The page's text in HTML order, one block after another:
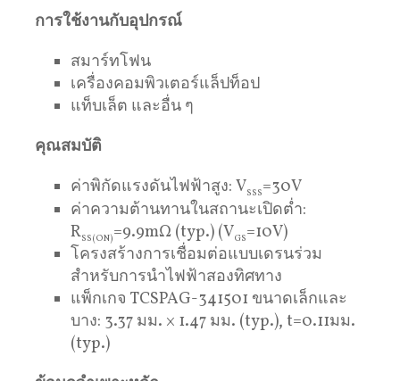
การใช้งานกับอุปกรณ์
สมาร์ทโฟน
เครื่องคอมพิวเตอร์แล็ปท็อป
แท็บเล็ต และอื่น ๆ
คุณสมบัติ
ค่าพิกัดแรงดันไฟฟ้าสูง: VSSS=30V
ค่าความต้านทานในสถานะเปิดต่ำ:
RSS(ON)=9.9mΩ (typ.) (VGS=10V)
โครงสร้างการเชื่อมต่อแบบเดรนร่วม
สำหรับการนำไฟฟ้าสองทิศทาง
แพ็กเกจ TCSPAG-341501 ขนาดเล็กและ
บาง: 3.37 มม. × 1.47 มม. (typ.), t=0.11มม.
(typ.)